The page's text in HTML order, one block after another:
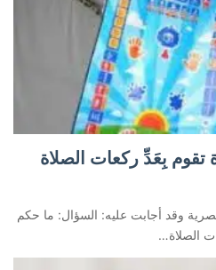
بِعَدِّ ركعات الصلاة
وقد أجابت عليه: السؤال: ما حكم
الصلاة…